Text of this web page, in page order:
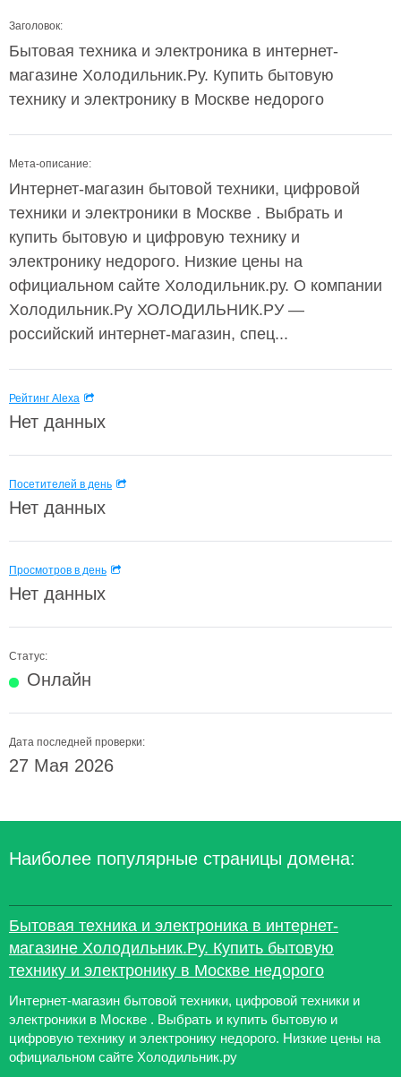
Заголовок:
Бытовая техника и электроника в интернет-
магазине Холодильник.Ру. Купить бытовую
технику и электронику в Москве недорого
Мета-описание:
Интернет-магазин бытовой техники, цифровой
техники и электроники в Москве . Выбрать и
купить бытовую и цифровую технику и
электронику недорого. Низкие цены на
официальном сайте Холодильник.ру. О компании
Холодильник.Ру ХОЛОДИЛЬНИК.РУ —
российский интернет-магазин, спец...
Рейтинг Alexa
Нет данных
Посетителей в день
Нет данных
Просмотров в день
Нет данных
Статус:
Онлайн
Дата последней проверки:
27 Мая 2026
Наиболее популярные страницы домена:
Бытовая техника и электроника в интернет-
магазине Холодильник.Ру. Купить бытовую
технику и электронику в Москве недорого
Интернет-магазин бытовой техники, цифровой техники и
электроники в Москве . Выбрать и купить бытовую и
цифровую технику и электронику недорого. Низкие цены на
официальном сайте Холодильник.ру